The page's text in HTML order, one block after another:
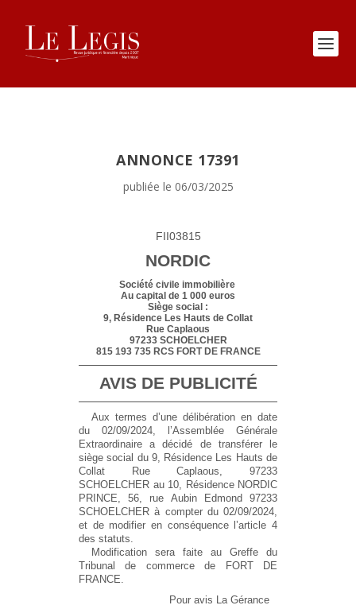
ANNONCE 17391
publiée le 06/03/2025
FII03815
NORDIC
Société civile immobilière
Au capital de 1 000 euros
Siège social :
9, Résidence Les Hauts de Collat
Rue Caplaous
97233 SCHOELCHER
815 193 735 RCS FORT DE FRANCE
AVIS DE PUBLICITÉ
Aux termes d’une délibération en date
du 02/09/2024, l’Assemblée Générale
Extraordinaire a décidé de transférer le
siège social du 9, Résidence Les Hauts de
Collat Rue Caplaous, 97233
SCHOELCHER au 10, Résidence NORDIC
PRINCE, 56, rue Aubin Edmond 97233
SCHOELCHER à compter du 02/09/2024,
et de modifier en conséquence l’article 4
des statuts.
Modification sera faite au Greffe du
Tribunal de commerce de FORT DE
FRANCE.
Pour avis La Gérance